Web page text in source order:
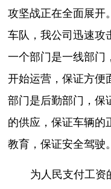
攻坚战正在全面展开
车队，我公司迅速攻
一个部门是一线部门
开始运营，保证方便
部门是后勤部门，保
的供应，保证车辆的
教育，保证安全驾驶。
为人民支付工资